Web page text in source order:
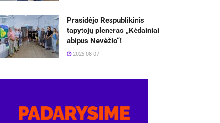
Prasidėjo Respublikinis
tapytojų pleneras „Kėdainiai
abipus Nevėžio“!
2026-08-07